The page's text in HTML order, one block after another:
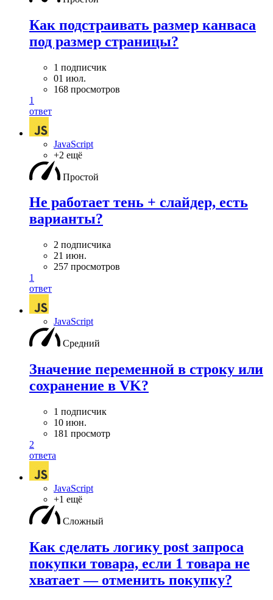
Как подстраивать размер канваса
под размер страницы?
1 подписчик
01 июл.
168 просмотров
1
ответ
JavaScript
+2 ещё
Простой
Не работает тень + слайдер, есть
варианты?
2 подписчика
21 июн.
257 просмотров
1
ответ
JavaScript
Средний
Значение переменной в строку или
сохранение в VK?
1 подписчик
10 июн.
181 просмотр
2
ответа
JavaScript
+1 ещё
Сложный
Как сделать логику post запроса
покупки товара, если 1 товара не
хватает — отменить покупку?